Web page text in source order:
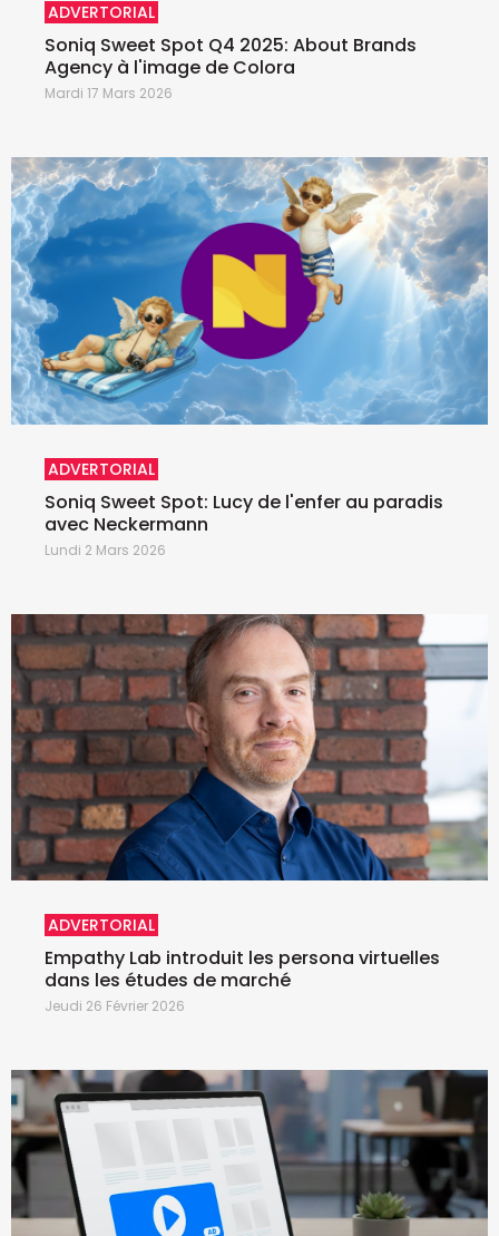
ADVERTORIAL
Soniq Sweet Spot Q4 2025: About Brands
Agency à l'image de Colora
Mardi 17 Mars 2026
ADVERTORIAL
Soniq Sweet Spot: Lucy de l'enfer au paradis
avec Neckermann
Lundi 2 Mars 2026
ADVERTORIAL
Empathy Lab introduit les persona virtuelles
dans les études de marché
Jeudi 26 Février 2026